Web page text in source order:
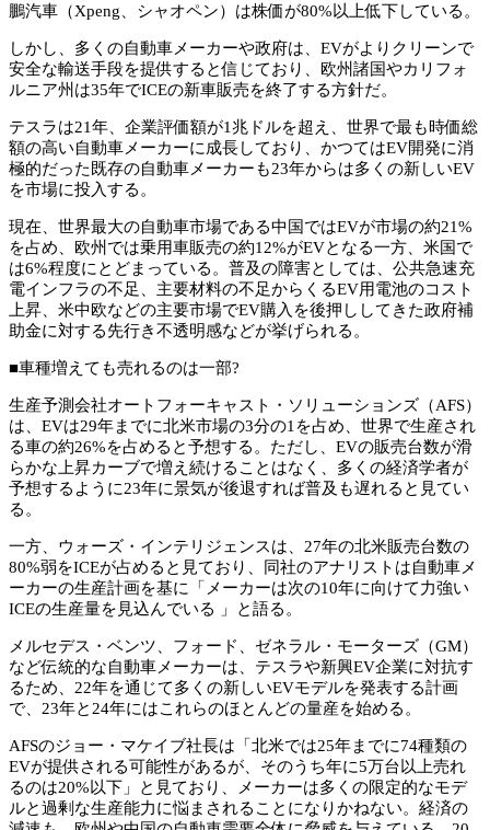
鵬汽車（Xpeng、シャオペン）は株価が80%以上低下している。
しかし、多くの自動車メーカーや政府は、EVがよりクリーンで
安全な輸送手段を提供すると信じており、欧州諸国やカリフォ
ルニア州は35年でICEの新車販売を終了する方針だ。
テスラは21年、企業評価額が1兆ドルを超え、世界で最も時価総
額の高い自動車メーカーに成長しており、かつてはEV開発に消
極的だった既存の自動車メーカーも23年からは多くの新しいEV
を市場に投入する。
現在、世界最大の自動車市場である中国ではEVが市場の約21%
を占め、欧州では乗用車販売の約12%がEVとなる一方、米国で
は6%程度にとどまっている。普及の障害としては、公共急速充
電インフラの不足、主要材料の不足からくるEV用電池のコスト
上昇、米中欧などの主要市場でEV購入を後押ししてきた政府補
助金に対する先行き不透明感などが挙げられる。
■車種増えても売れるのは一部?
生産予測会社オートフォーキャスト・ソリューションズ（AFS）
は、EVは29年までに北米市場の3分の1を占め、世界で生産され
る車の約26%を占めると予想する。ただし、EVの販売台数が滑
らかな上昇カーブで増え続けることはなく、多くの経済学者が
予想するように23年に景気が後退すれば普及も遅れると見てい
る。
一方、ウォーズ・インテリジェンスは、27年の北米販売台数の
80%弱をICEが占めると見ており、同社のアナリストは自動車メ
ーカーの生産計画を基に「メーカーは次の10年に向けて力強い
ICEの生産量を見込んでいる 」と語る。
メルセデス・ベンツ、フォード、ゼネラル・モーターズ（GM）
など伝統的な自動車メーカーは、テスラや新興EV企業に対抗す
るため、22年を通じて多くの新しいEVモデルを発表する計画
で、23年と24年にはこれらのほとんどの量産を始める。
AFSのジョー・マケイブ社長は「北米では25年までに74種類の
EVが提供される可能性があるが、そのうち年に5万台以上売れ
るのは20%以下」と見ており、メーカーは多くの限定的なモデ
ルと過剰な生産能力に悩まされることになりかねない。経済の